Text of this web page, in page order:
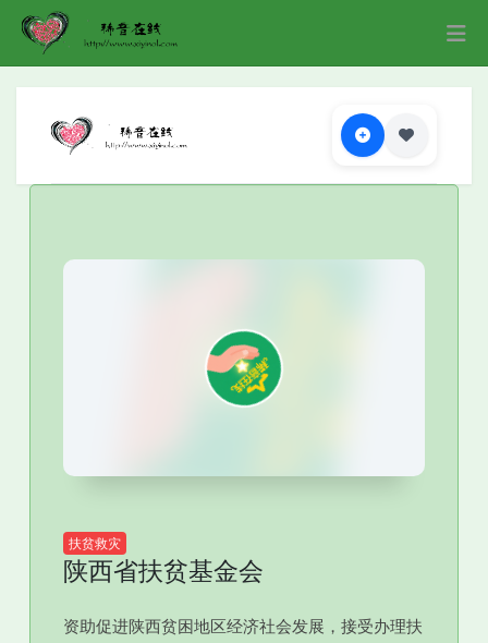
扶贫救灾
陕西省扶贫基金会
资助促进陕西贫困地区经济社会发展，接受办理扶